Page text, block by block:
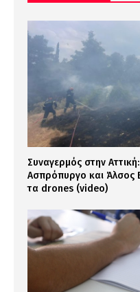
Συναγερμός στην
Ασπρόπυργο και Άλσος
τα drones (video)